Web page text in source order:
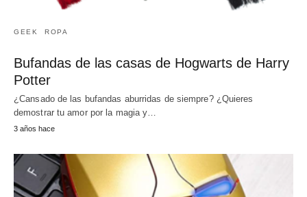
GEEK ROPA
Bufandas de las casas de Hogwarts de Harry
Potter
¿Cansado de las bufandas aburridas de siempre? ¿Quieres
demostrar tu amor por la magia y…
3 años hace